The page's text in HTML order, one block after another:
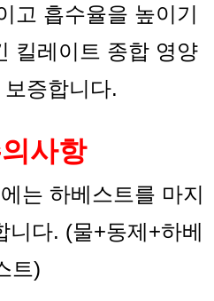
고 흡수율을 높이기
킬레이트 종합 영양
증합니다.
사항
는 하베스트를 마지
니다. (물+동제+하베
트)